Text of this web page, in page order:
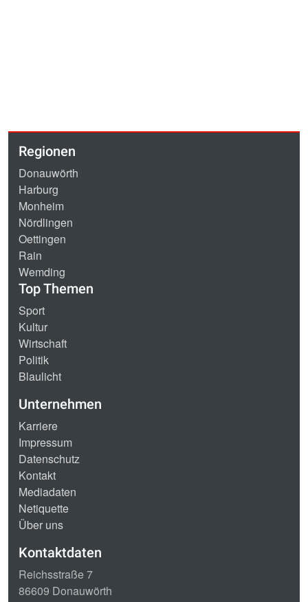
Regionen
Donauwörth
Harburg
Monheim
Nördlingen
Oettingen
Rain
Wemding
Top Themen
Sport
Kultur
Wirtschaft
Politik
Blaulicht
Unternehmen
Karriere
Impressum
Datenschutz
Kontakt
Mediadaten
Netiquette
Über uns
Kontaktdaten
Reichsstraße 7
86609 Donauwörth